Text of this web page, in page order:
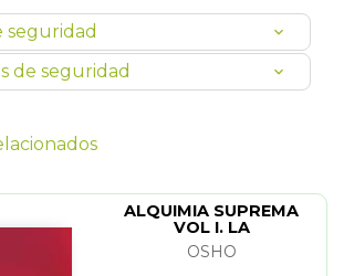
seguridad
de seguridad
ALQUIMIA SUPREMA
VOL I. LA
OSHO